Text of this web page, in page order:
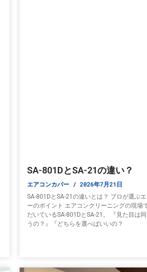
SA-801DとSA-21の違い？
エアコンカバー 2026年7月21日
SA-801DとSA-21の違いとは？ プロが選ぶ
ーのポイント エアコンクリーニングの現場
だいているSA-801DとSA-21。 『見た目は
うの？』『どちらを選べばいいの？